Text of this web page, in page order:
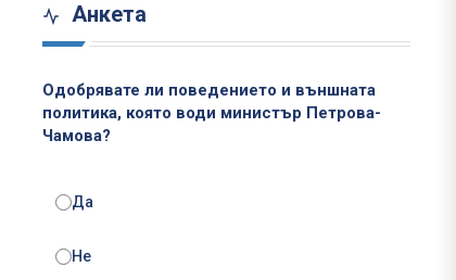
Анкета
Одобрявате ли поведението и външната
политика, която води министър Петрова-
Чамова?
Да
Не